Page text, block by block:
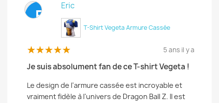
E
Eric
T-Shirt Vegeta Armure Cassée
5 ans il y a
Je suis absolument fan de ce T-shirt Vegeta !
Le design de l'armure cassée est incroyable et
vraiment fidèle à l'univers de Dragon Ball Z. Il est